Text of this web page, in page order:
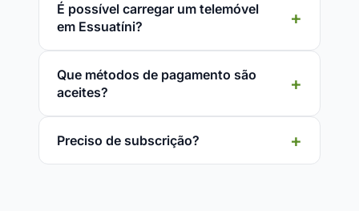
É possível carregar um telemóvel
em Essuatíni?
Que métodos de pagamento são
aceites?
Preciso de subscrição?